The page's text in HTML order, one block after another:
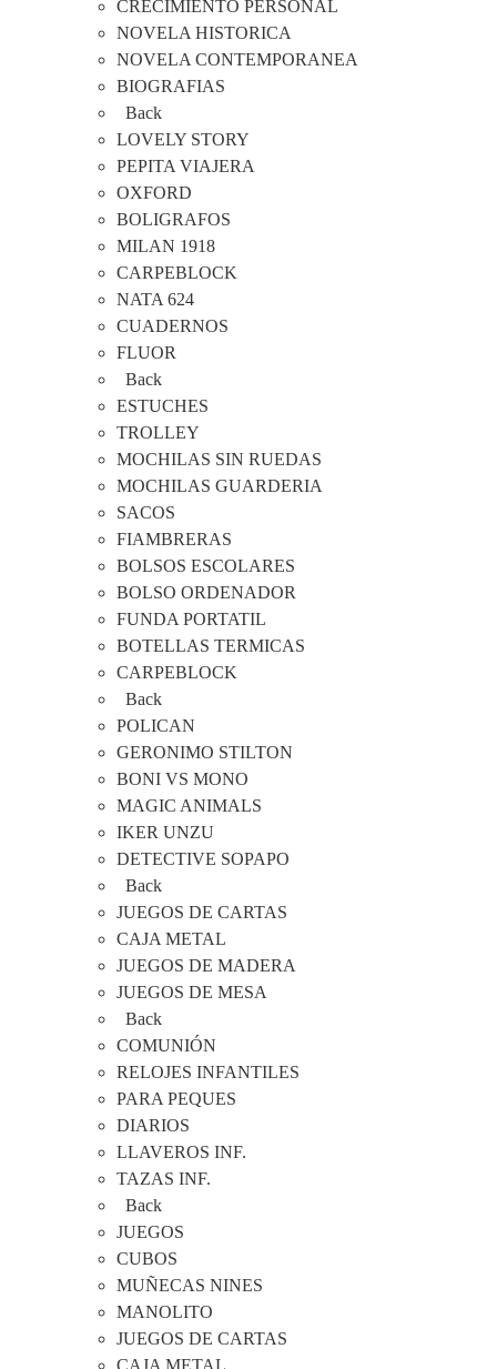
CRECIMIENTO PERSONAL
NOVELA HISTORICA
NOVELA CONTEMPORANEA
BIOGRAFIAS
Back
LOVELY STORY
PEPITA VIAJERA
OXFORD
BOLIGRAFOS
MILAN 1918
CARPEBLOCK
NATA 624
CUADERNOS
FLUOR
Back
ESTUCHES
TROLLEY
MOCHILAS SIN RUEDAS
MOCHILAS GUARDERIA
SACOS
FIAMBRERAS
BOLSOS ESCOLARES
BOLSO ORDENADOR
FUNDA PORTATIL
BOTELLAS TERMICAS
CARPEBLOCK
Back
POLICAN
GERONIMO STILTON
BONI VS MONO
MAGIC ANIMALS
IKER UNZU
DETECTIVE SOPAPO
Back
JUEGOS DE CARTAS
CAJA METAL
JUEGOS DE MADERA
JUEGOS DE MESA
Back
COMUNIÓN
RELOJES INFANTILES
PARA PEQUES
DIARIOS
LLAVEROS INF.
TAZAS INF.
Back
JUEGOS
CUBOS
MUÑECAS NINES
MANOLITO
JUEGOS DE CARTAS